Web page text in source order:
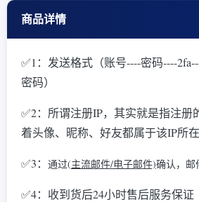
商品详情
✅1：发送格式（账号----密码----
密码）
✅2：所谓注册IP，其实就是指注册
着头像、昵称、好友都属于该IP所在
✅3： 通过(主流邮件/电子邮件)确认，邮
✅4：收到货后24小时售后服务保